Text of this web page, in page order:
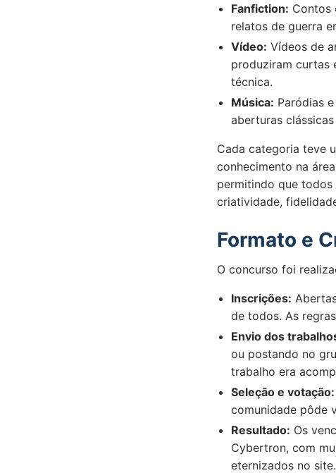
Fanfiction: Contos
relatos de guerra
Vídeo: Vídeos de
produziram curtas
técnica.
Música: Paródias
aberturas
Cada categoria teve
conhecimento na
permitindo que todos
criatividade,
Formato e
O concurso foi
Inscrições:
de todos. As
Envio dos
ou postando no
trabalho era
Seleção e votação:
comunidade pôde
Resultado: Os
Cybertron, com
eternizados no site.